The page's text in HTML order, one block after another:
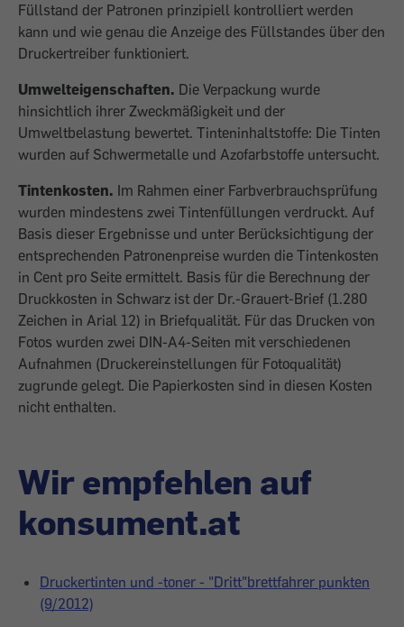
Füllstand der Patronen prinzipiell kontrolliert werden
kann und wie genau die Anzeige des Füllstandes über den
Druckertreiber funktioniert.
Umwelteigenschaften. Die Verpackung wurde
hinsichtlich ihrer Zweckmäßigkeit und der
Umweltbelastung bewertet. Tinteninhaltstoffe: Die Tinten
wurden auf Schwermetalle und Azofarbstoffe untersucht.
Tintenkosten. Im Rahmen einer Farbverbrauchsprüfung
wurden mindestens zwei Tintenfüllungen verdruckt. Auf
Basis dieser Ergebnisse und unter Berücksichtigung der
entsprechenden Patronenpreise wurden die Tintenkosten
in Cent pro Seite ermittelt. Basis für die Berechnung der
Druckkosten in Schwarz ist der Dr.-Grauert-Brief (1.280
Zeichen in Arial 12) in Briefqualität. Für das Drucken von
Fotos wurden zwei DIN-A4-Seiten mit verschiedenen
Aufnahmen (Druckereinstellungen für Fotoqualität)
zugrunde gelegt. Die Papierkosten sind in diesen Kosten
nicht enthalten.
Wir empfehlen auf
konsument.at
Druckertinten und -toner - "Dritt"brettfahrer punkten
(9/2012)